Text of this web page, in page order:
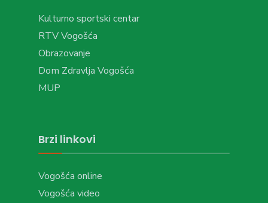
Kulturno sportski centar
RTV Vogošća
Obrazovanje
Dom Zdravlja Vogošća
MUP
Brzi linkovi
Vogošća online
Vogošća video